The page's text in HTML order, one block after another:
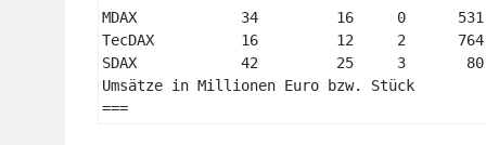
MDAX            34         16     0
TecDAX          16         12     2
SDAX            42         25     3
Umsätze in Millionen Euro bzw. Stück
===